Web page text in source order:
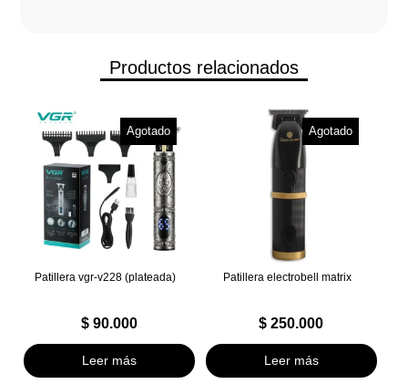
Productos relacionados
Agotado
Patillera vgr-v228 (plateada)
$90.000
Leer más
Agotado
Patillera electrobell matrix
$ 250.000
Leer más